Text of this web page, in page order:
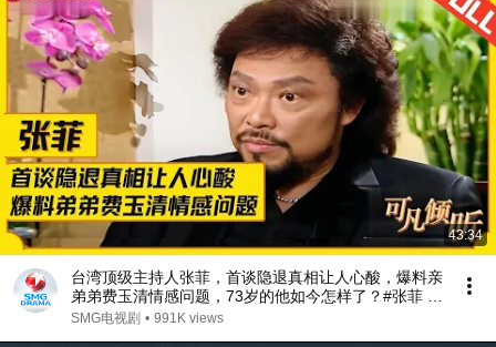
43:34
台湾顶级主持人张菲，首谈隐退真相让人心酸，爆料亲
弟弟费玉清情感问题，73岁的他如今怎样了？#张菲 #
费玉清 #可凡倾听 FULL
SMG电视剧 • 991K views